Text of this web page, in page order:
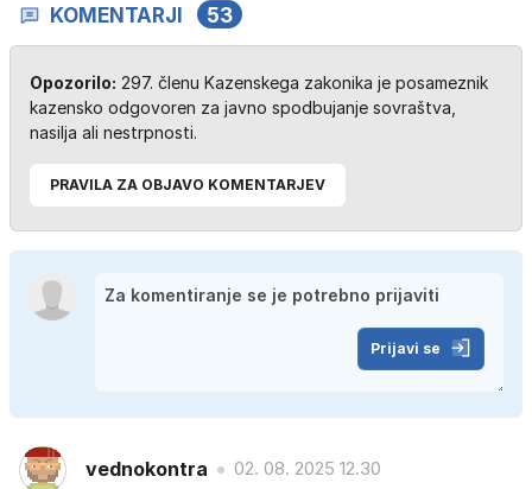
KOMENTARJI 53
Opozorilo: 297. členu Kazenskega zakonika je posameznik
kazensko odgovoren za javno spodbujanje sovraštva,
nasilja ali nestrpnosti.
PRAVILA ZA OBJAVO KOMENTARJEV
Prijavi se
vednokontra 02. 08. 2025 12.30